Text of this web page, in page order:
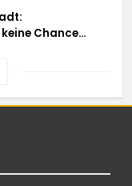
Chance